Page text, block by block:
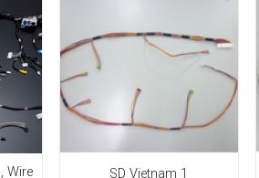
Wire
SD Vietnam 1